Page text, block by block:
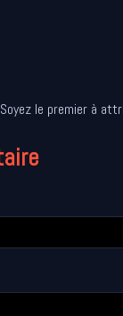
le premier à